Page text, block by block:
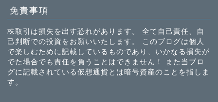
免責事項
株取引は損失を出す恐れがあります。 全て自己責任、自
己判断での投資をお願いいたします。 このブログは個人
で楽しむために記載しているものであり、いかなる損失が
でた場合でも責任を負うことはできません！ また当ブロ
グに記載されている仮想通貨とは暗号資産のことを指しま
す。